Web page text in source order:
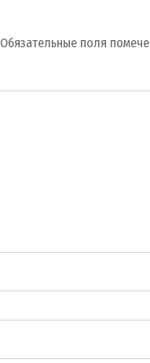
Обязательные поля